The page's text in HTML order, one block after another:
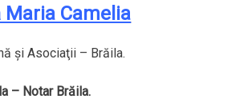
Maria Camelia
şi Asociaţii – Brăila.
– Notar Brăila.